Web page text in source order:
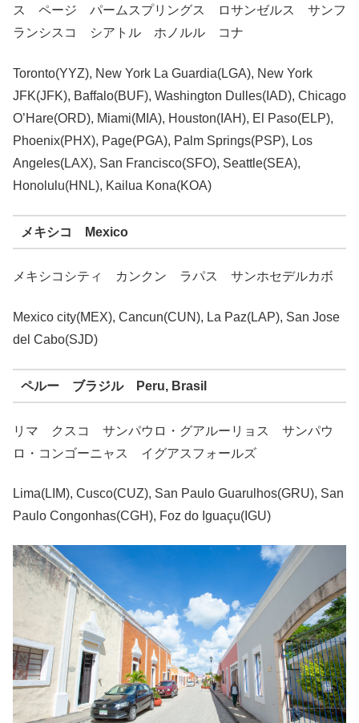
ス ページ パームスプリングス ロサンゼルス サンフ
ランシスコ シアトル ホノルル コナ
Toronto(YYZ), New York La Guardia(LGA), New York
JFK(JFK), Baffalo(BUF), Washington Dulles(IAD), Chicago
O’Hare(ORD), Miami(MIA), Houston(IAH), El Paso(ELP),
Phoenix(PHX), Page(PGA), Palm Springs(PSP), Los
Angeles(LAX), San Francisco(SFO), Seattle(SEA),
Honolulu(HNL), Kailua Kona(KOA)
メキシコ Mexico
メキシコシティ カンクン ラパス サンホセデルカボ
Mexico city(MEX), Cancun(CUN), La Paz(LAP), San Jose
del Cabo(SJD)
ペルー ブラジル Peru, Brasil
リマ クスコ サンパウロ・グアルーリョス サンパウ
ロ・コンゴーニャス イグアスフォールズ
Lima(LIM), Cusco(CUZ), San Paulo Guarulhos(GRU), San
Paulo Congonhas(CGH), Foz do Iguaçu(IGU)